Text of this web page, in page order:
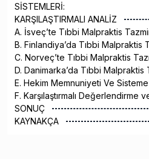
SİSTEMLERİ:
KARŞILAŞTIRMALI ANALİZ
A. İsveç’te Tıbbi Malpraktis
B. Finlandiya’da Tıbbi Malpraktis
C. Norveç’te Tıbbi Malpraktis
D. Danimarka’da Tıbbi Malpraktis
E. Hekim Memnuniyeti Ve Sisteme
F. Karşılaştırmalı Değerlendirme
SONUÇ
KAYNAKÇA